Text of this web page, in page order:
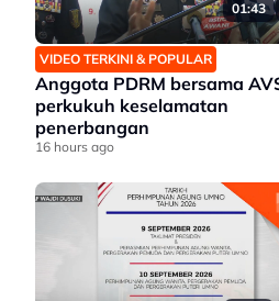
01:43
VIDEO TERKINI & POPULAR
Anggota PDRM bersama
perkukuh keselamatan
penerbangan
16 hours ago